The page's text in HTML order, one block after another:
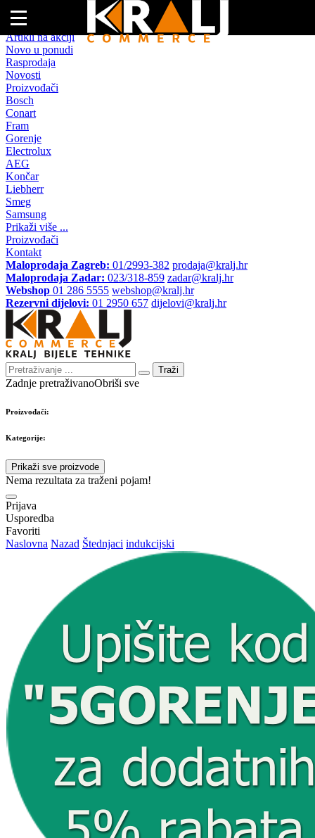
Naslovna
Artikli na akciji
Novo u ponudi
Rasprodaja
Novosti
Proizvođači
Bosch
Conart
Fram
Gorenje
Electrolux
AEG
Končar
Liebherr
Smeg
Samsung
Prikaži više ...
Proizvođači
Kontakt
Maloprodaja Zagreb: 01/2993-382 prodaja@kralj.hr
Maloprodaja Zadar: 023/318-859 zadar@kralj.hr
Webshop 01 286 5555 webshop@kralj.hr
Rezervni dijelovi: 01 2950 657 dijelovi@kralj.hr
Traži
Zadnje pretraživanoObriši sve
Proizvođači:
Kategorije:
Prikaži sve proizvode
Nema rezultata za traženi pojam!
Prijava
Usporedba
Favoriti
Naslovna Nazad Štednjaci indukcijski